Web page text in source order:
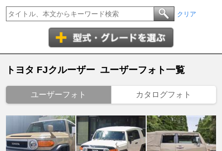
クリア
トヨタ FJクルーザー ユーザーフォト一覧
ユーザーフォト カタログフォト